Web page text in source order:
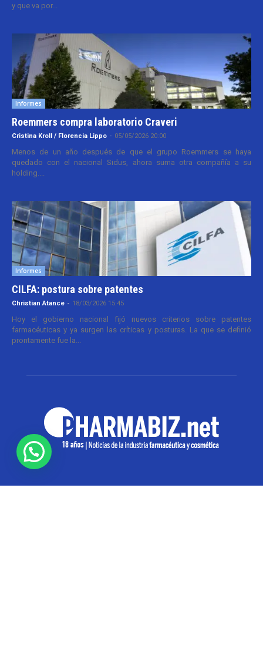
y que va por...
Informes
Roemmers compra laboratorio Craveri
Cristina Kroll / Florencia Lippo - 05/05/2026 20:00
Menos de un año después de que el grupo Roemmers se haya
quedado con el nacional Sidus, ahora suma otra compañía a su
holding....
Informes
CILFA: postura sobre patentes
Christian Atance - 18/03/2026 15:45
Hoy el gobierno nacional fijó nuevos criterios sobre patentes
farmacéuticas y ya surgen las críticas y posturas. La que se definió
prontamente fue la...